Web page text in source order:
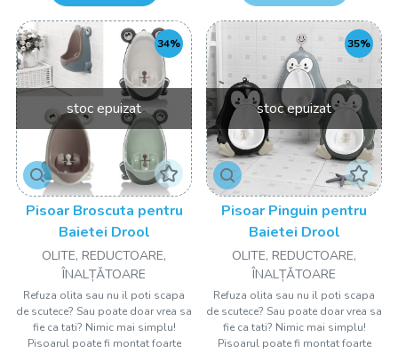
stoc epuizat
34%
Pisoar Broscuta pentru
Baietei Drool
OLITE, REDUCTOARE,
ÎNALȚǍTOARE
Refuza olita sau nu il poti scapa
de scutece? Sau poate doar vrea sa
fie ca tati? Nimic mai simplu!
Pisoarul poate fi montat foarte
stoc epuizat
35%
Pisoar Pinguin pentru
Baietei Drool
OLITE, REDUCTOARE,
ÎNALȚǍTOARE
Refuza olita sau nu il poti scapa
de scutece? Sau poate doar vrea sa
fie ca tati? Nimic mai simplu!
Pisoarul poate fi montat foarte